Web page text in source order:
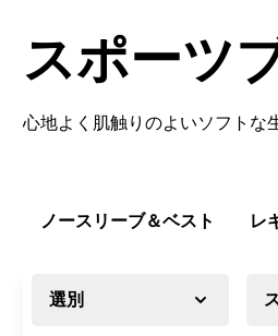
スポーツ
心地よく肌触りのよいソフトな
ノースリーブ＆ベスト レ
選別